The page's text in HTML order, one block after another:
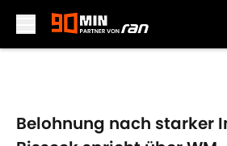
Belohnung nach starker